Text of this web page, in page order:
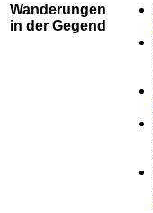
Wanderungen
in der Gegend